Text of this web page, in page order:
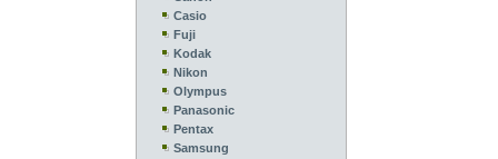
Casio
Fuji
Kodak
Nikon
Olympus
Panasonic
Pentax
Samsung